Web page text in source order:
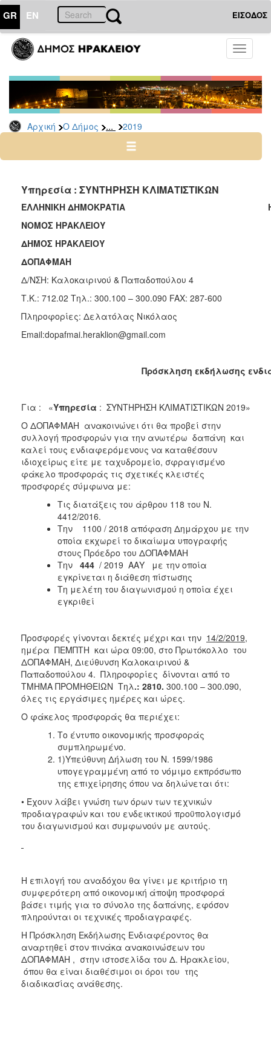
GR EN ΕΙΣΟΔΟΣ
Toggle
Αρχική Ο Δήμος ... 2019
ΔΗΜΟΣ
Διακηρύξεις
Δημοπρασίες
Αρχείο
2025
2023
2022
2021
2020
2019
2018
2017
2016
2015
ΤΟΠΟΣ
ΠΟΛΙΤΙΣΜΟΣ
ΑΝΘΕΚΤΙΚΗ
Υπηρεσία : ΣΥΝΤΗΡΗΣΗ ΚΛΙΜΑΤΙΣΤΙΚΩΝ
ΕΛΛΗΝΙΚΗ ΔΗΜΟΚΡΑΤΙΑ
ΝΟΜΟΣ ΗΡΑΚΛΕΙΟΥ
ΔΗΜΟΣ ΗΡΑΚΛΕΙΟΥ
ΔΟΠΑΦΜΑΗ
Δ/ΝΣΗ: Καλοκαιρινού & Παπαδοπούλου 4
Τ.Κ.: 712.02 Τηλ.: 300.100 – 300.090 FAX: 287-600
Πληροφορίες: Δελατόλας Νικόλαος
Email:dopafmai.heraklion@gmail.com
Πρόσκληση εκδήλωσης
Για : «Υπηρεσία : ΣΥΝΤΗΡΗΣΗ ΚΛΙΜΑΤΙΣΤΙΚΩΝ 2019»
Ο ΔΟΠΑΦΜΑΗ ανακοινώνει ότι θα προβεί στην
συλλογή προσφορών για την ανωτέρω δαπάνη και
καλεί τους ενδιαφερόμενους να καταθέσουν
ιδιοχείρως είτε με ταχυδρομείο, σφραγισμένο
φάκελο προσφοράς τις σχετικές κλειστές
προσφορές σύμφωνα με:
Τις διατάξεις του άρθρου 118 του Ν.
4412/2016.
Την 1100 / 2018 απόφαση Δημάρχου με την
οποία εκχωρεί το δικαίωμα υπογραφής
στους Πρόεδρο του ΔΟΠΑΦΜΑΗ
Την 444 / 2019 ΑΑΥ με την οποία
εγκρίνεται η διάθεση πίστωσης
Τη μελέτη του διαγωνισμού η οποία έχει
εγκριθεί
Προσφορές γίνονται δεκτές μέχρι και την 14/2/2019,
ημέρα ΠΕΜΠΤΗ και ώρα 09:00, στο Πρωτόκολλο του
ΔΟΠΑΦΜΑΗ, Διεύθυνση Καλοκαιρινού &
Παπαδοπούλου 4. Πληροφορίες δίνονται από το
ΤΜΗΜΑ ΠΡΟΜΗΘΕΙΩΝ Τηλ.: 2810. 300.100 – 300.090,
όλες τις εργάσιμες ημέρες και ώρες.
Ο φάκελος προσφοράς θα περιέχει:
Το έντυπο οικονομικής προσφοράς
συμπληρωμένο.
1)Υπεύθυνη Δήλωση του Ν. 1599/1986
υπογεγραμμένη από το νόμιμο εκπρόσωπο
της επιχείρησης όπου να δηλώνεται ότι:
• Έχουν λάβει γνώση των όρων των τεχνικών
προδιαγραφών και του ενδεικτικού προϋπολογισμό
του διαγωνισμού και συμφωνούν με αυτούς.
H επιλογή του αναδόχου θα γίνει με κριτήριο τη
συμφερότερη από οικονομική άποψη προσφορά
βάσει τιμής για το σύνολο της δαπάνης, εφόσον
πληρούνται οι τεχνικές προδιαγραφές.
Η Πρόσκληση Εκδήλωσης Ενδιαφέροντος θα
αναρτηθεί στον πινάκα ανακοινώσεων του
ΔΟΠΑΦΜΑΗ , στην ιστοσελίδα του Δ. Ηρακλείου,
όπου θα είναι διαθέσιμοι οι όροι του της
διαδικασίας ανάθεσης.